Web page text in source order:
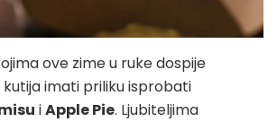
ove zime u ruke dospije
imati priliku isprobati
iApple Pie. Ljubiteljima